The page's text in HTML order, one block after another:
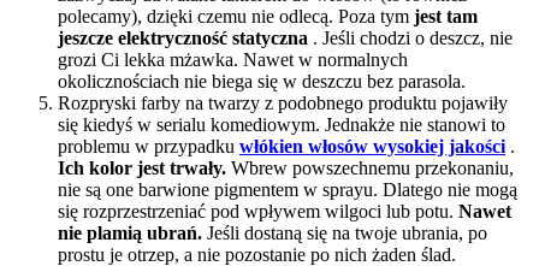
polecamy), dzięki czemu nie odlecą. Poza tym jest tam
jeszcze elektryczność statyczna . Jeśli chodzi o deszcz, nie
grozi Ci lekka mżawka. Nawet w normalnych
okolicznościach nie biega się w deszczu bez parasola.
Rozpryski farby na twarzy z podobnego produktu pojawiły
się kiedyś w serialu komediowym. Jednakże nie stanowi to
problemu w przypadku włókien włosów wysokiej jakości .
Ich kolor jest trwały. Wbrew powszechnemu przekonaniu,
nie są one barwione pigmentem w sprayu. Dlatego nie mogą
się rozprzestrzeniać pod wpływem wilgoci lub potu. Nawet
nie plamią ubrań. Jeśli dostaną się na twoje ubrania, po
prostu je otrzep, a nie pozostanie po nich żaden ślad.